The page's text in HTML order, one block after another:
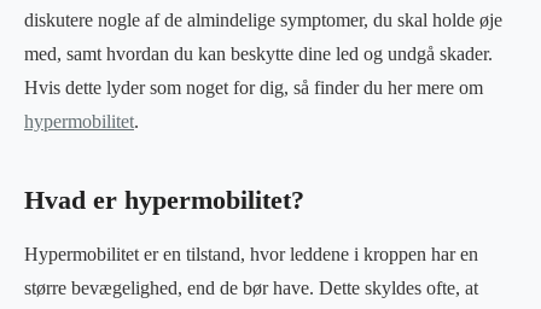
diskutere nogle af de almindelige symptomer, du skal holde øje
med, samt hvordan du kan beskytte dine led og undgå skader.
Hvis dette lyder som noget for dig, så finder du her mere om
hypermobilitet.
Hvad er hypermobilitet?
Hypermobilitet er en tilstand, hvor leddene i kroppen har en
større bevægelighed, end de bør have. Dette skyldes ofte, at